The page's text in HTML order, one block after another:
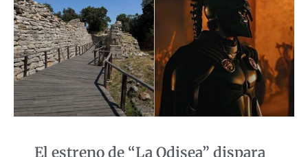
El estreno de “La Odisea” dispara